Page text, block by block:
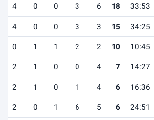
33:53
18
6
3
0
0
4
34:25
15
3
3
0
0
4
10:45
10
2
2
1
1
0
14:27
7
4
0
0
1
2
16:36
6
4
1
0
1
2
24:51
6
5
6
1
0
2